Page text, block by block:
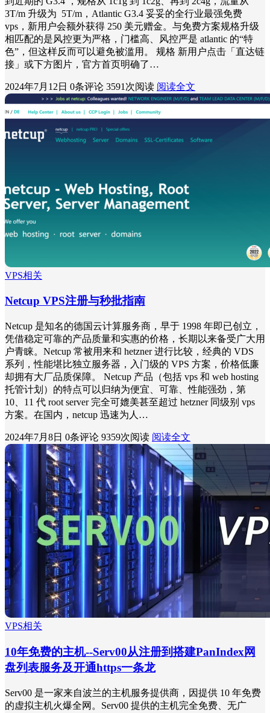
3T/m 升级为 5T/m，Atlantic G3.4 妥妥的全行业最强免费
vps，新用户会额外获得 250 美元赠金。与免费方案规格升级
相匹配的是风控更为严格，门槛高、风控严是 atlantic 的“特
色”，但这样反而可以避免被滥用。 规格 新用户点击「直达链
接」或下方图片，官方首页明确了…
2024年7月12日 0条评论 3591次阅读 阅读全文
VPS相关
Netcup VPS注册与秒批指南
Netcup 是知名的德国云计算服务商，早于 1998 年即已创立，
凭借稳定可靠的产品质量和实惠的价格，长期以来备受广大用
户青睐。Netcup 常被用来和 hetzner 进行比较，经典的 VDS
系列，性能堪比独立服务器，入门级的 VPS 方案，价格低廉
却拥有大厂品质保障。 Netcup 产品（包括 vps 和 web hosting
托管计划）的特点可以归纳为便宜、可靠、性能强劲，第
10、11 代 root server 完全可媲美甚至超过 hetzner 同级别 vps
方案。在国内，netcup 迅速为人…
2024年7月8日 0条评论 9359次阅读 阅读全文
VPS相关
10年免费的主机--Serv00从注册到搭建PanIndex网
盘列表服务及开通https一条龙
Serv00 是一家来自波兰的主机服务提供商，因提供 10 年免费
的虚拟主机火爆全网。Serv00 提供的主机完全免费、无广